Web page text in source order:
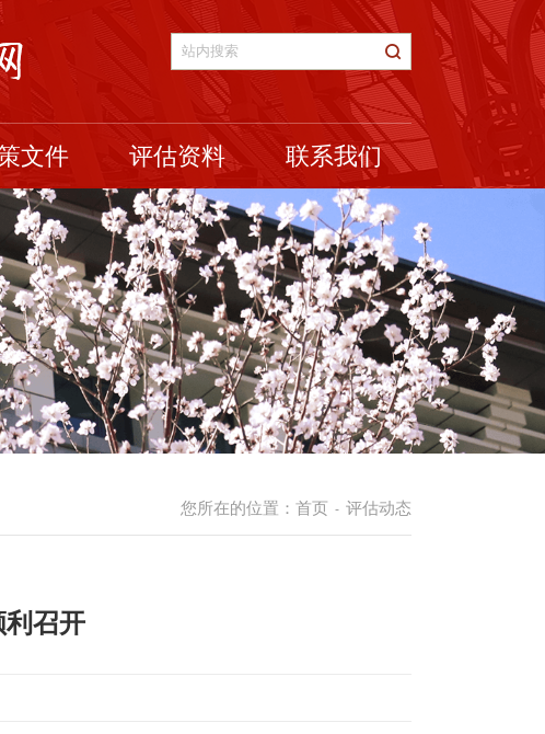
文件 评估资料 联系我们
您所在的位置： 首页 - 评估动态
召开